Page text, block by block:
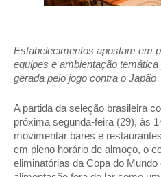
Estabelecimentos apostam em
equipes e ambientação
gerada pelo jogo contra o Japão
A partida da seleção brasileira
próxima segunda-feira (29), às
movimentar bares e
em pleno horário de almoço, o
eliminatórias da Copa do